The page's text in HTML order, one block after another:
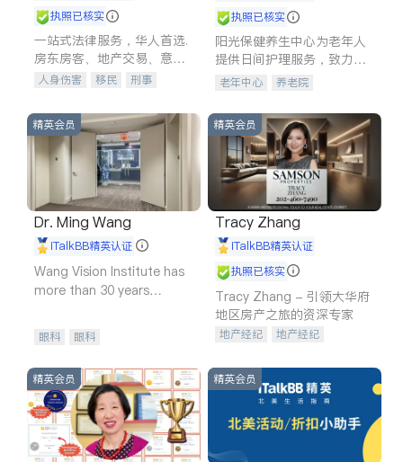
执照已核实
一站式法律服务，华人首选.
房东房客、地产交易、意外
伤害、车祸重伤、商业诉
建筑合同、刑事案件全包办
人身伤害 移民
刑事
信托/遗嘱
商业
商标注册
索赔
律师-其它
执照已核实
阳光保健养生中心为老年人
提供日间护理服务，致力于
通过持续的护理创新来有效
老年中心 养老院
精英会员
Dr. Ming Wang
iTalkBB精英认证
Wang Vision Institute has
more than 30 years
眼科 眼科
精英会员
Tracy Zhang
iTalkBB精英认证
执照已核实
Tracy Zhang - 引领大华府
地区房产之旅的资深专家
地产经纪
地产经纪
商铺租售
精英会员 精英会员